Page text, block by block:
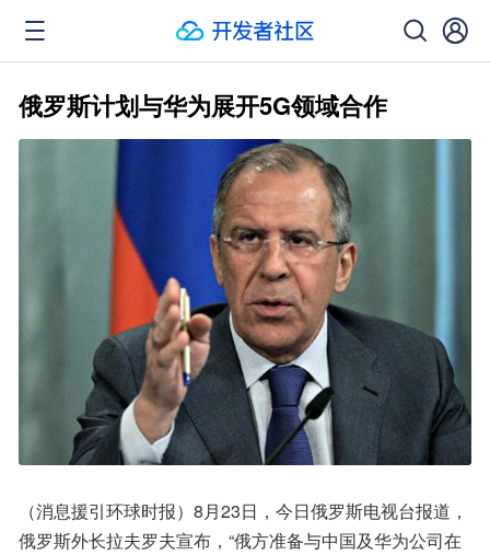
俄罗斯计划与华为展开5G领域合作
（消息援引环球时报）8月23日，今日俄罗斯电视台报道，
俄罗斯外长拉夫罗夫宣布，“俄方准备与中国及华为公司在